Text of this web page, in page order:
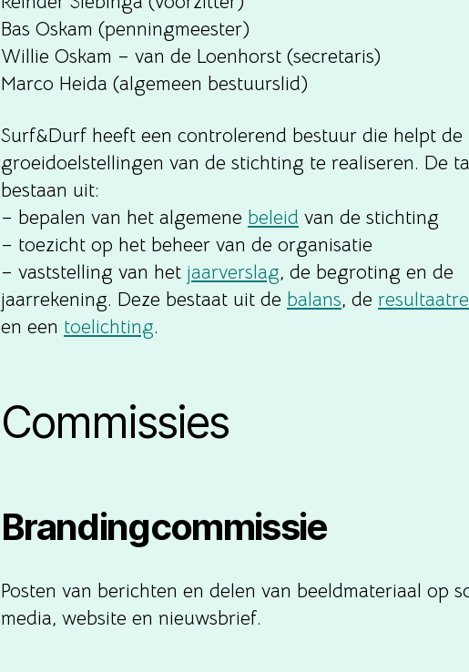
Bas Oskam (penningmeester)
Willie Oskam – van de Loenhorst (secretaris)
Marco Heida (algemeen bestuurslid)
Surf&Durf heeft een controlerend bestuur die helpt de
groeidoelstellingen van de stichting te realiseren. De
bestaan uit:
– bepalen van het algemene beleid van de stichting
– toezicht op het beheer van de organisatie
– vaststelling van het jaarverslag, de begroting en de
jaarrekening. Deze bestaat uit de balans, de
en een toelichting.
Commissies
Brandingcommissie
Posten van berichten en delen van beeldmateriaal op
media, website en nieuwsbrief.